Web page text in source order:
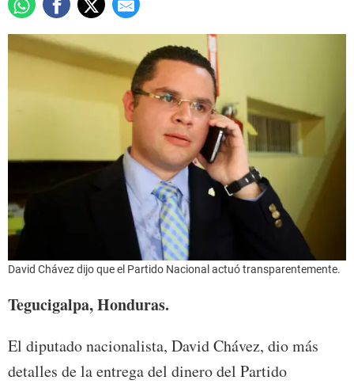
David Chávez dijo que el Partido Nacional actuó transparentemente.
Tegucigalpa, Honduras.
El diputado nacionalista, David Chávez, dio más
detalles de la entrega del dinero del Partido